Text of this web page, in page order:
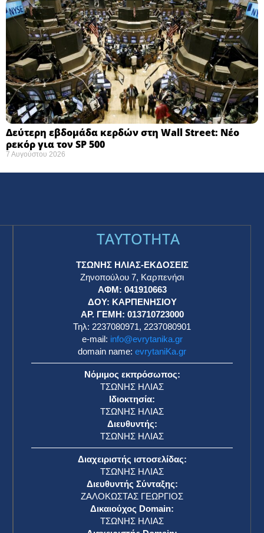
Δεύτερη εβδομάδα κερδών στη Wall Street: Νέο
ρεκόρ για τον SP 500
7 Αυγούστου 2026
TAYTOTHTA
ΤΣΩΝΗΣ ΗΛΙΑΣ-ΕΚΔΟΣΕΙΣ
Ζηνοπούλου 7, Καρπενήσι
ΑΦΜ: 041910663
ΔΟΥ: ΚΑΡΠΕΝΗΣΙΟΥ
ΑΡ. ΓΕΜΗ: 013710723000
Τηλ: 2237080971, 2237080901
e-mail: info@evrytanika.gr
domain name: evrytaniKa.gr
Νόμιμος εκπρόσωπος:
ΤΣΩΝΗΣ ΗΛΙΑΣ
Ιδιοκτησία:
ΤΣΩΝΗΣ ΗΛΙΑΣ
Διευθυντής:
ΤΣΩΝΗΣ ΗΛΙΑΣ
Διαχειριστής ιστοσελίδας:
ΤΣΩΝΗΣ ΗΛΙΑΣ
Διευθυντής Σύνταξης:
ΖΑΛΟΚΩΣΤΑΣ ΓΕΩΡΓΙΟΣ
Δικαιούχος Domain:
ΤΣΩΝΗΣ ΗΛΙΑΣ